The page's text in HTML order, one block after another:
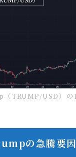
TRUMP/USD）の1
の急騰要因